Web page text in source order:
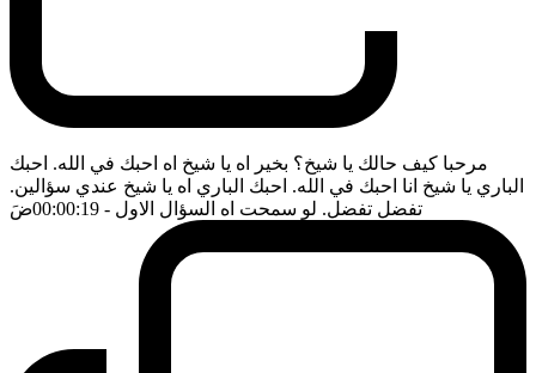
مرحبا كيف حالك يا شيخ؟ بخير اه يا شيخ اه احبك في الله. احبك
الباري يا شيخ انا احبك في الله. احبك الباري اه يا شيخ عندي سؤالين.
تفضل تفضل. لو سمحت اه السؤال الاول - 00:00:19 ضَ